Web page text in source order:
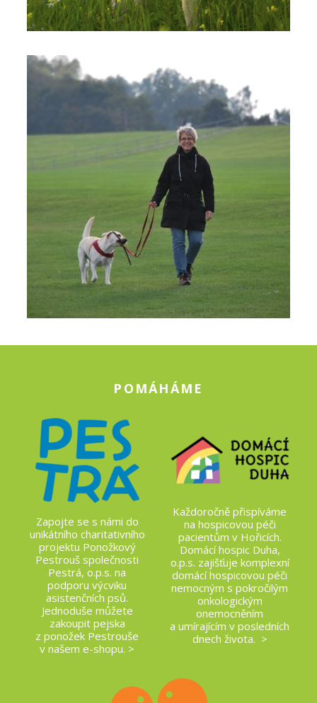
POMÁHÁME
Zapojte se s námi do
unikátního charitativního
projektu Ponožkový
Pestrouš společnosti
Pestrá, o.p.s. na
podporu výcviku
asistenčních psů.
Jednoduše můžete
zakoupit pejska
z ponožek Pestrouše
v našem e-shopu. >
Každoročně přispíváme
na hospicovou péči
pacientům v Hořicích.
Domácí hospic Duha,
o.p.s. zajišťuje komplexní
domácí hospicovou péči
nemocným s pokročilým
onkologickým
onemocněním
a umírajícím v posledních
dnech života. >